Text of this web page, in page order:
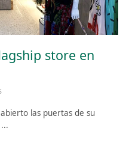
store en
las puertas de su